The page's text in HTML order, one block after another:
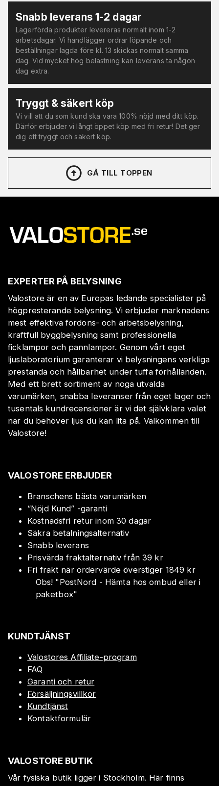
Snabb leverans 1-2 dagar
Lagerförda produkter levereras normalt inom 1-2
arbetsdagar. Vi handlägger ordrar löpande och
beställningar lagda före kl. 13 skickas normalt samma
dag. Vid mycket hög belastning kan leverans ta någon
dag extra.
Tryggt & säkert köp
Vi vill att du som kund ska vara 100% nöjd med ditt köp.
Därför erbjuder vi långt öppet köp med fri retur! Det ger
dig ett tryggt och säkert köp.
GÅ TILL TOPPEN
EXPERTER PÅ BELYSNING
Valostore är en av Europas ledande specialister på
högpresterande belysning. Vi erbjuder marknadens
mest effektiva fordons- och arbetsbelysning,
kraftfull byggbelysning samt professionella
ficklampor och pannlampor. Genom vårt eget
ljuslaboratorium garanterar vi belysningens verkliga
prestanda och hållbarhet under tuffa förhållanden.
Med ett brett sortiment av noga utvalda
varumärken, snabba leveranser från eget lager och
tusentals kundrecensioner är vi det självklara valet
när du behöver ljus du kan lita på. Välkommen till
Valostore!
VALOSTORE ERBJUDER
Branschens bästa varumärken
“Nöjd Kund” -garanti
Kostnadsfri retur inom 30 dagar
Säkra betalningsalternativ
Snabb leverans
Prisvärda fraktalternativ från 39 kr
Fri frakt när ordervärde överstiger 1849 kr
Obs! "PostNord - Hämta hos ombud eller i
paketbox"
KUNDTJÄNST
Valostores Affiliate-program
FAQ
Garanti och retur
Försäljningsvillkor
Kundtjänst
Kontaktformulär
VALOSTORE BUTIK
Vår fysiska butik ligger i Stockholm. Här finns